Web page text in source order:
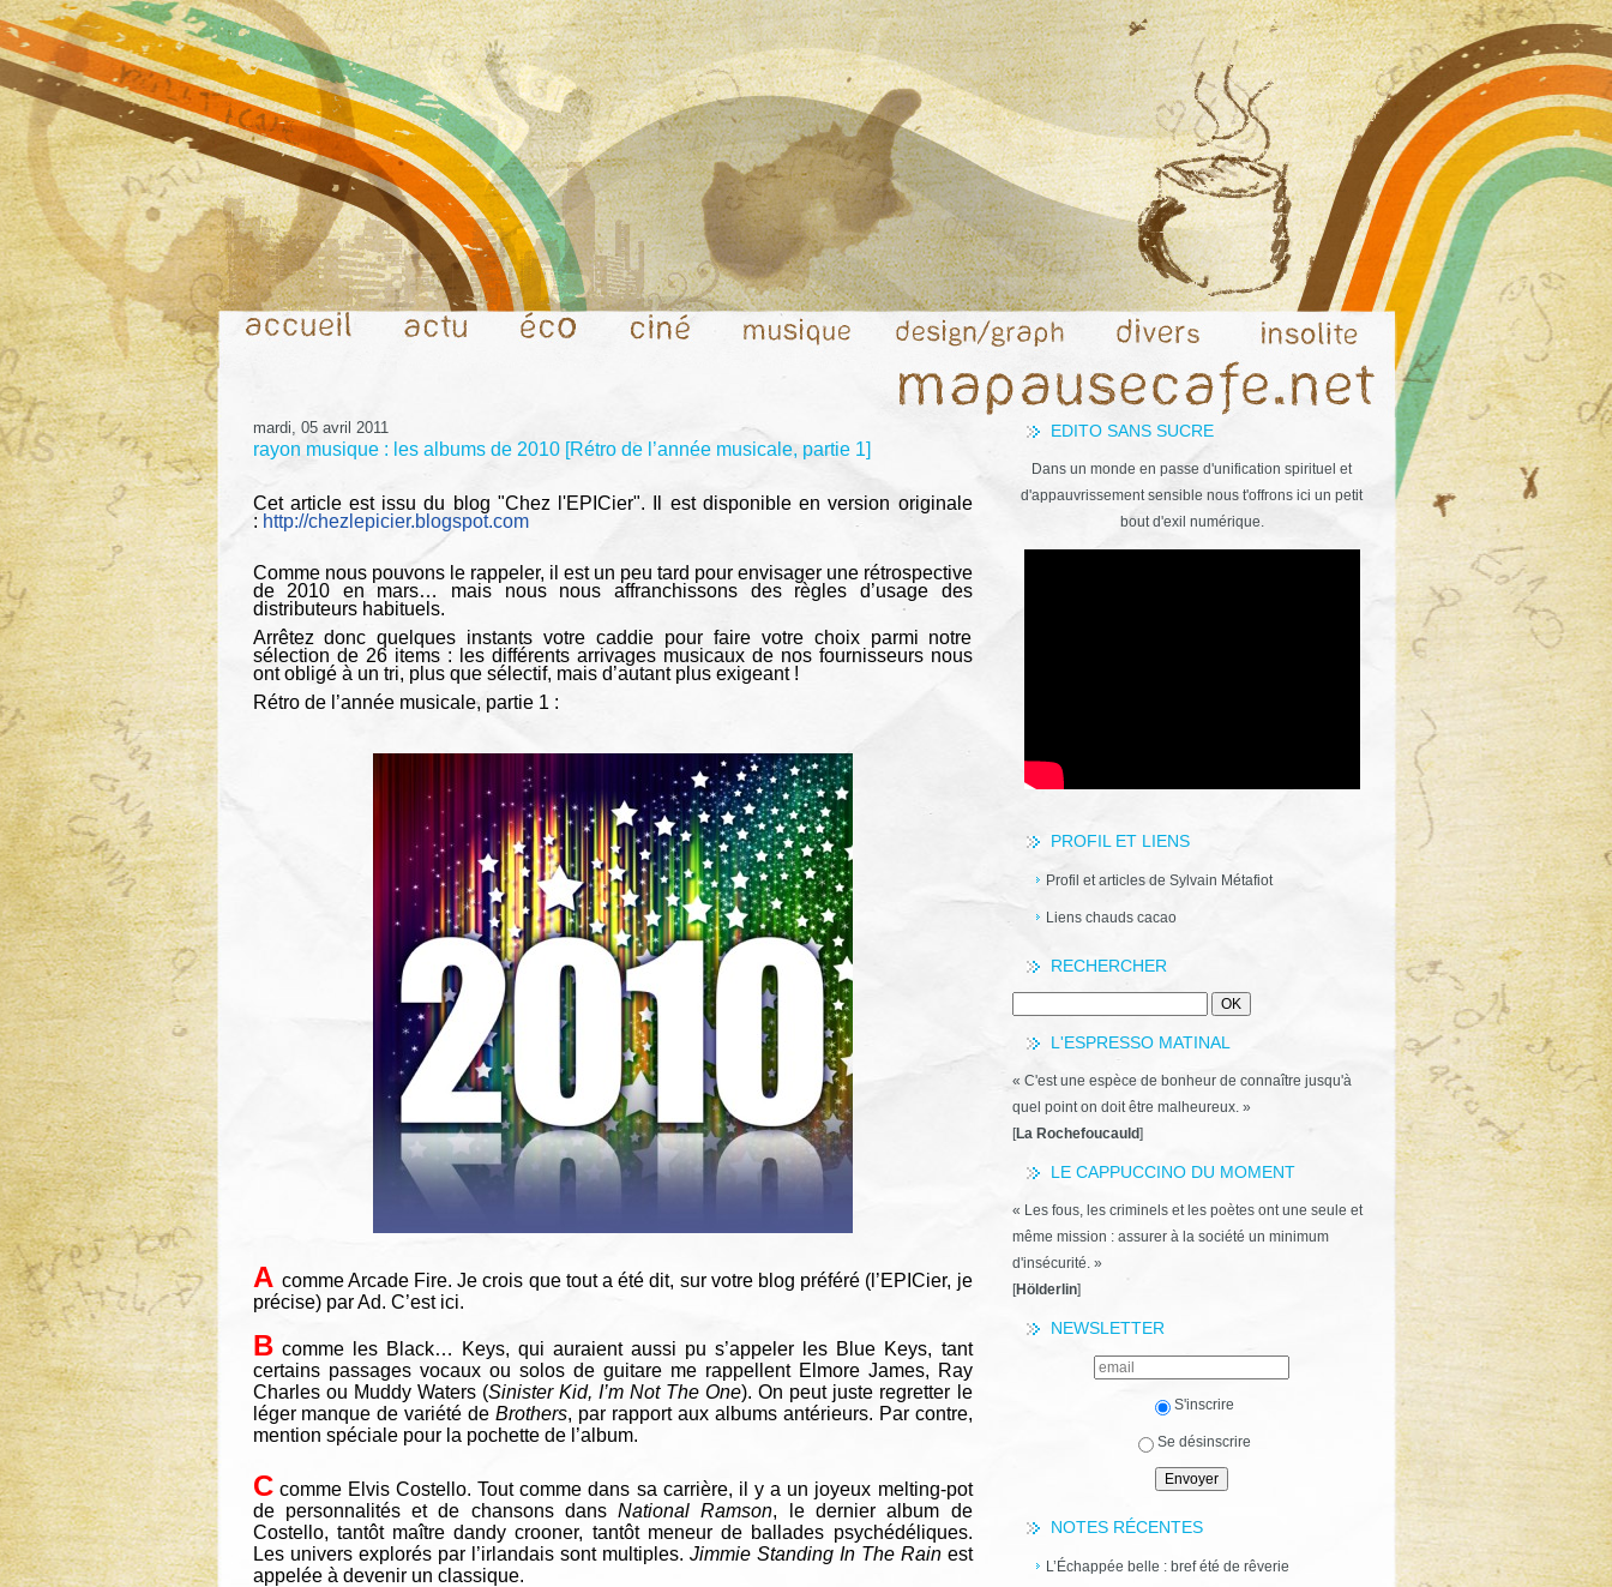
EDITO SANS SUCRE
Dans un monde en passe d'unification spirituel et
d'appauvrissement sensible nous t'offrons ici un petit
bout d'exil numérique.
PROFIL ET LIENS
Profil et articles de Sylvain Métafiot
Liens chauds cacao
RECHERCHER
L'ESPRESSO MATINAL
« C'est une espèce de bonheur de connaître jusqu'à
quel point on doit être malheureux. »
[La Rochefoucauld]
LE CAPPUCCINO DU MOMENT
« Les fous, les criminels et les poètes ont une seule et
même mission : assurer à la société un minimum
d'insécurité. »
[Hölderlin]
NEWSLETTER
S'inscrire
Se désinscrire
NOTES RÉCENTES
L’Échappée belle : bref été de rêverie
mardi, 05 avril 2011
rayon musique : les albums de 2010 [Rétro de l’année musicale, partie 1]
Cet article est issu du blog "Chez l'EPICier". Il est disponible en version originale
: http://chezlepicier.blogspot.com
Comme nous pouvons le rappeler, il est un peu tard pour envisager une rétrospective
de 2010 en mars… mais nous nous affranchissons des règles d’usage des
distributeurs habituels.
Arrêtez donc quelques instants votre caddie pour faire votre choix parmi notre
sélection de 26 items : les différents arrivages musicaux de nos fournisseurs nous
ont obligé à un tri, plus que sélectif, mais d’autant plus exigeant !
Rétro de l’année musicale, partie 1 :
A comme Arcade Fire. Je crois que tout a été dit, sur votre blog préféré (l’EPICier, je
précise) par Ad. C’est ici.
B comme les Black… Keys, qui auraient aussi pu s’appeler les Blue Keys, tant
certains passages vocaux ou solos de guitare me rappellent Elmore James, Ray
Charles ou Muddy Waters (Sinister Kid, I’m Not The One). On peut juste regretter le
léger manque de variété deBrothers, par rapport aux albums antérieurs. Par contre,
mention spéciale pour la pochette de l’album.
C comme Elvis Costello. Tout comme dans sa carrière, il y a un joyeux melting-pot
de personnalités et de chansons dansNational Ramson, le dernier album de
Costello, tantôt maître dandy crooner, tantôt meneur de ballades psychédéliques.
Les univers explorés par l’irlandais sont multiples. Jimmie Standing In The Rain est
appelée à devenir un classique.